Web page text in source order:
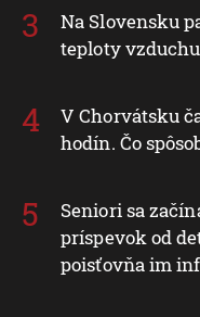
Na Slovensku
teploty vzduchu
V Chorvátsku
hodín. Čo
Seniori sa
príspevok od
poisťovňa im